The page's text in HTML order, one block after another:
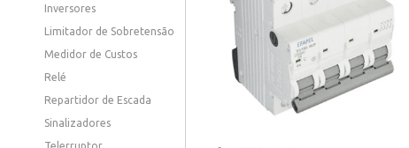
Inversores
Limitador de Sobretensão
Medidor de Custos
Relé
Repartidor de Escada
Sinalizadores